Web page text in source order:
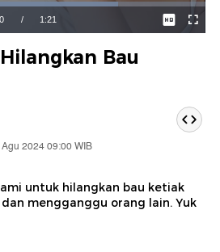
/ Durasi
1:21
:
Bau
2024 09:00 WIB
untuk hilangkan bau ketiak
mengganggu orang lain. Yuk